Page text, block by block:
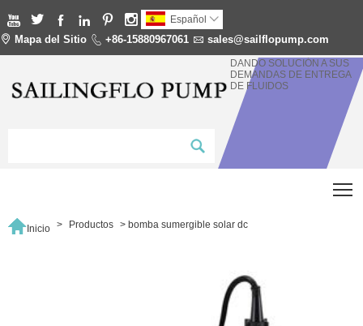
      Español 
 Mapa del Sitio  +86-15880967061  sales@sailflopump.com
DANDO SOLUCIÓN A SUS
DEMANDAS DE ENTREGA
DE FLUIDOS
Inicio > Productos >bomba sumergible solar dc